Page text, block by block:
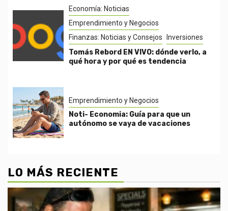
Economía: Noticias
Emprendimiento y Negocios
Finanzas: Noticias y Consejos
Inversiones
Tomás Rebord EN VIVO: dónde verlo, a
qué hora y por qué es tendencia
Emprendimiento y Negocios
Noti- Economia: Guía para que un
autónomo se vaya de vacaciones
LO MÁS RECIENTE